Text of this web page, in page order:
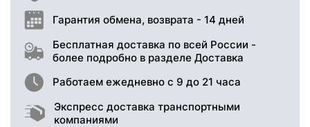
Гарантия обмена, возврата - 14 дней
Бесплатная доставка по всей России -
более подробно в разделе Доставка
Работаем ежедневно с 9 до 21 часа
Экспресс доставка транспортными
компаниями